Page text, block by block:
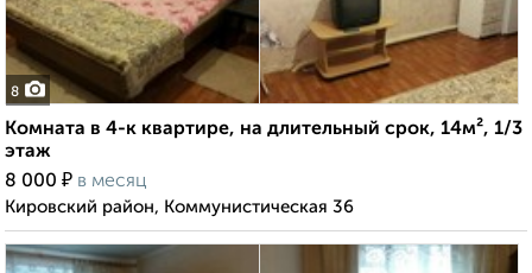
8
Комната в 4-к квартире, на длительный срок, 14м², 1/3
этаж
8 000 ₽ в месяц
Кировский район, Коммунистическая 36